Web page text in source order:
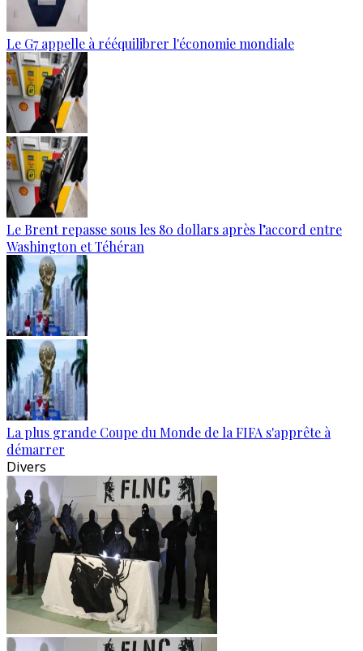
Le G7 appelle à rééquilibrer l'économie mondiale
Le Brent repasse sous les 80 dollars après l’accord entre
Washington et Téhéran
La plus grande Coupe du Monde de la FIFA s'apprête à
démarrer
Divers